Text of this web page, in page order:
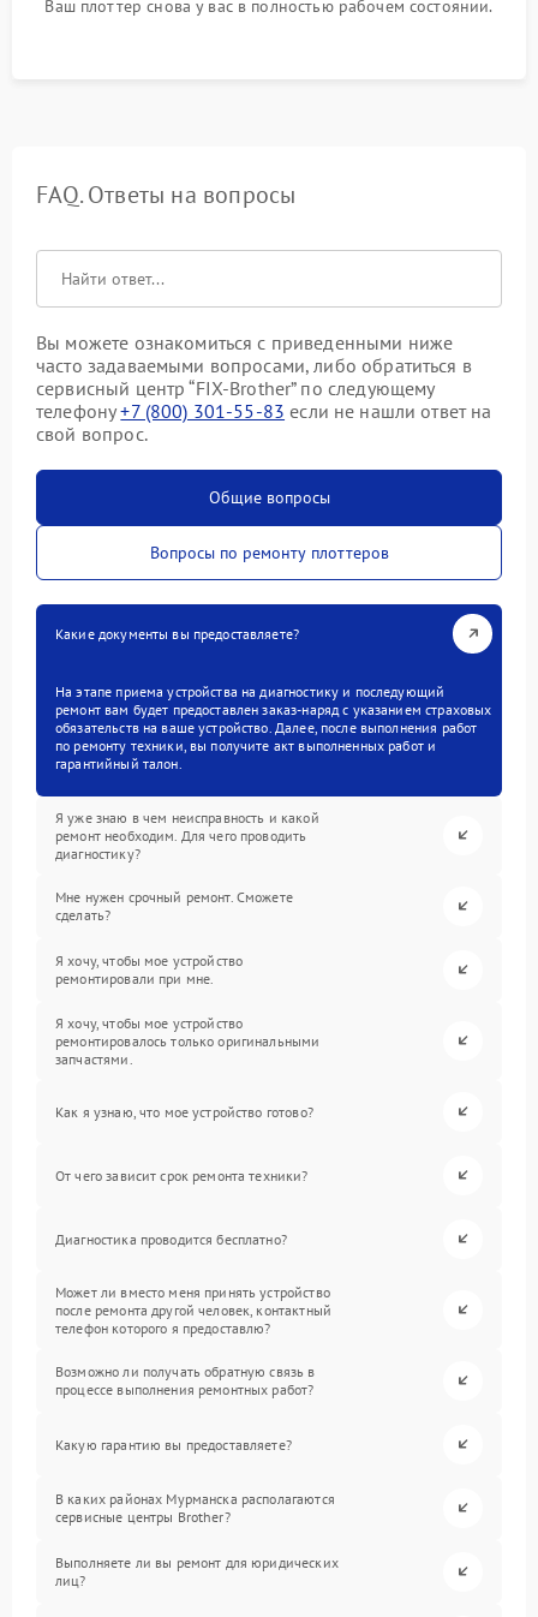
Ваш плоттер снова у вас в полностью рабочем состоянии.
FAQ. Ответы на вопросы
Вы можете ознакомиться с приведенными ниже
часто задаваемыми вопросами, либо обратиться в
сервисный центр “FIX-Brother” по следующему
телефону+7 (800) 301-55-83 если не нашли ответ на
свой вопрос.
Общие вопросы
Вопросы по ремонту плоттеров
Какие документы вы предоставляете?
На этапе приема устройства на диагностику и последующий
ремонт вам будет предоставлен заказ-наряд с указанием страховых
обязательств на ваше устройство. Далее, после выполнения работ
по ремонту техники, вы получите акт выполненных работ и
гарантийный талон.
Я уже знаю в чем неисправность и какой
ремонт необходим. Для чего проводить
диагностику?
Мне нужен срочный ремонт. Сможете
сделать?
Я хочу, чтобы мое устройство
ремонтировали при мне.
Я хочу, чтобы мое устройство
ремонтировалось только оригинальными
запчастями.
Как я узнаю, что мое устройство готово?
От чего зависит срок ремонта техники?
Диагностика проводится бесплатно?
Может ли вместо меня принять устройство
после ремонта другой человек, контактный
телефон которого я предоставлю?
Возможно ли получать обратную связь в
процессе выполнения ремонтных работ?
Какую гарантию вы предоставляете?
В каких районах Мурманска располагаются
сервисные центры Brother?
Выполняете ли вы ремонт для юридических
лиц?